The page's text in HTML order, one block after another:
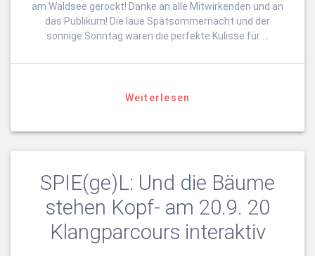
am Waldsee gerockt! Danke an alle Mitwirkenden und an
das Publikum! Die laue Spätsommernacht und der
sonnige Sonntag waren die perfekte Kulisse für …
Weiterlesen
SPIE(ge)L: Und die Bäume
stehen Kopf- am 20.9. 20
Klangparcours interaktiv